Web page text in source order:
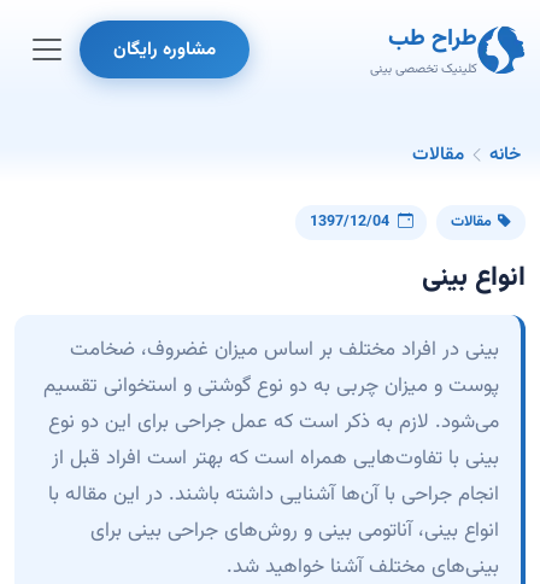
طراح طب
کلینیک تخصصی بینی
مشاوره رایگان
خانه مقالات
مقالات 1397/12/04
انواع بینی
بینی در افراد مختلف بر اساس میزان غضروف، ضخامت
پوست و میزان چربی به دو نوع گوشتی و استخوانی تقسیم
می‌شود. لازم به ذکر است که عمل جراحی برای این دو نوع
بینی با تفاوت‌هایی همراه است که بهتر است افراد قبل از
انجام جراحی با آن‌ها آشنایی داشته باشند. در این مقاله با
انواع بینی، آناتومی بینی و روش‌های جراحی بینی برای
بینی‌های مختلف آشنا خواهید شد.